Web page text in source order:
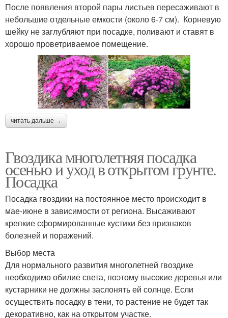
После появления второй пары листьев пересаживают в
небольшие отдельные емкости (около 6-7 см). Корневую
шейку не заглубляют при посадке, поливают и ставят в
хорошо проветриваемое помещение.
читать дальше →
Гвоздика многолетняя посадка
осенью и уход в открытом грунте.
Посадка
Посадка гвоздики на постоянное место происходит в
мае-июне в зависимости от региона. Высаживают
крепкие сформированные кустики без признаков
болезней и поражений.
Выбор места
Для нормального развития многолетней гвоздике
необходимо обилие света, поэтому высокие деревья или
кустарники не должны заслонять ей солнце. Если
осуществить посадку в тени, то растение не будет так
декоративно, как на открытом участке.